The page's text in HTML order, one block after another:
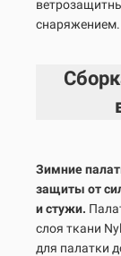
снаряжением.
Зимние
защиты от
и стужи.
слоя ткани
для палатки